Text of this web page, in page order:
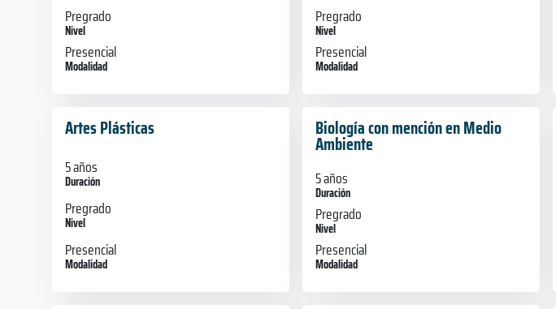
Pregrado
Nivel
Presencial
Modalidad
Pregrado
Nivel
Presencial
Modalidad
Artes Plásticas
5 años
Duración
Pregrado
Nivel
Presencial
Modalidad
Biología con mención en Medio
Ambiente
5 años
Duración
Pregrado
Nivel
Presencial
Modalidad